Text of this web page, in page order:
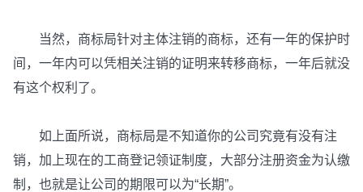
当然，商标局针对主体注销的商标，还有一年的保护时
间，一年内可以凭相关注销的证明来转移商标，一年后就没
有这个权利了。
如上面所说，商标局是不知道你的公司究竟有没有注
销，加上现在的工商登记领证制度，大部分注册资金为认缴
制，也就是让公司的期限可以为“长期”。